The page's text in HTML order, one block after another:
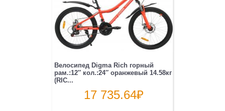
Велосипед Digma Rich горный
рам.:12″ кол.:24″ оранжевый 14.58кг
(RIC...
17 735.64₽